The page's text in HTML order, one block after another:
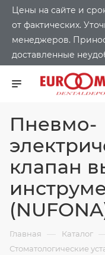
Цены на сайте и
от фактических.
менеджеров.
доставленные
Пневмо-
клапан
Главная — Каталог
Стоматологические